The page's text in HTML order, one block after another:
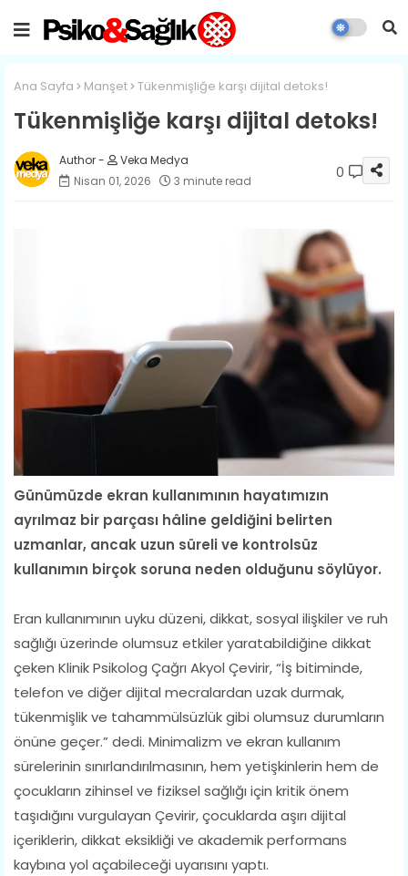
Ana Sayfa Manşet Tükenmişliğe karşı dijital detoks!
Tükenmişliğe karşı dijital detoks!
Veka Medya
Nisan 01, 2026
3 minute read 0
Günümüzde ekran kullanımının hayatımızın
ayrılmaz bir parçası hâline geldiğini belirten
uzmanlar, ancak uzun süreli ve kontrolsüz
kullanımın birçok soruna neden olduğunu söylüyor.
Eran kullanımının uyku düzeni, dikkat, sosyal ilişkiler ve ruh
sağlığı üzerinde olumsuz etkiler yaratabildiğine dikkat
çeken Klinik Psikolog Çağrı Akyol Çevirir, “İş bitiminde,
telefon ve diğer dijital mecralardan uzak durmak,
tükenmişlik ve tahammülsüzlük gibi olumsuz durumların
önüne geçer.” dedi. Minimalizm ve ekran kullanım
sürelerinin sınırlandırılmasının, hem yetişkinlerin hem de
çocukların zihinsel ve fiziksel sağlığı için kritik önem
taşıdığını vurgulayan Çevirir, çocuklarda aşırı dijital
içeriklerin, dikkat eksikliği ve akademik performans
kaybına yol açabileceği uyarısını yaptı.